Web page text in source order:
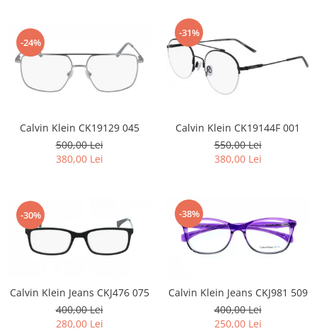
-24%
Calvin Klein CK19129 045
500,00 Lei
380,00 Lei
-31%
Calvin Klein CK19144F 001
550,00 Lei
380,00 Lei
-30%
Calvin Klein Jeans CKJ476 075
400,00 Lei
280,00 Lei
-38%
Calvin Klein Jeans CKJ981 509
400,00 Lei
250,00 Lei